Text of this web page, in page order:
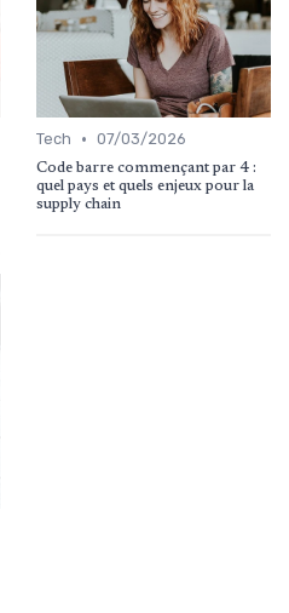
Tech • 07/03/2026
Code barre commençant par 4 :
quel pays et quels enjeux pour la
supply chain